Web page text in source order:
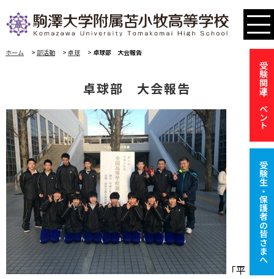
受験関連イベント
受験生・保護者の皆さまへ
ホーム > 部活動 > 卓球 > 卓球部 大会報告
卓球部 大会報告
「平